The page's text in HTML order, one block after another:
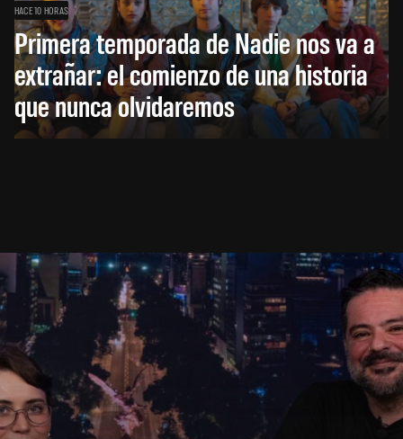
HACE 10 HORAS
Primera temporada de Nadie nos va a
extrañar: el comienzo de una historia
que nunca olvidaremos